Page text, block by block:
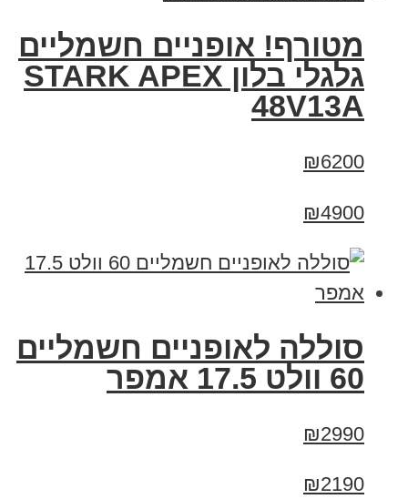
מטורף! אופניים חשמליים
גלגלי בלון STARK APEX
48V13A
₪6200
₪4900
סוללה לאופניים חשמליים
60 וולט 17.5 אמפר
₪2990
₪2190